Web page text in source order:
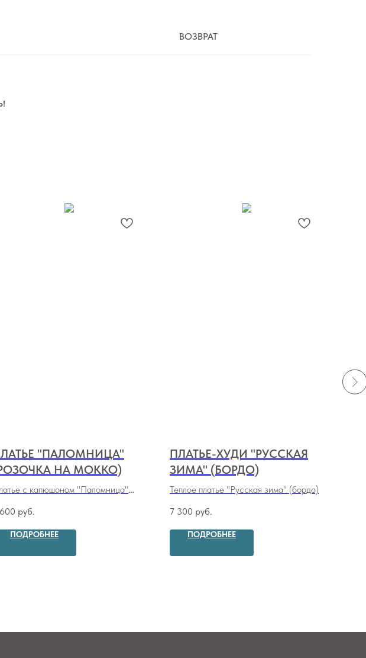
ВОЗВРАТ
"ПАЛОМНИЦА"
НА МОККО)
с капюшоном "Паломница"
руб.
ПОДРОБНЕЕ
ПЛАТЬЕ-ХУДИ "РУССКАЯ
ЗИМА" (БОРДО)
Теплое платье "Русская зима" (бордо)
7 300 руб.
ПОДРОБНЕЕ